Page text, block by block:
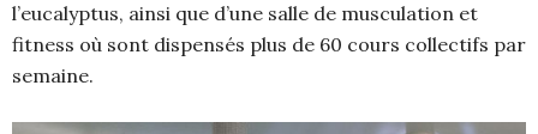
l’eucalyptus, ainsi que d’une salle de musculation et
fitness où sont dispensés plus de 60 cours collectifs par
semaine.